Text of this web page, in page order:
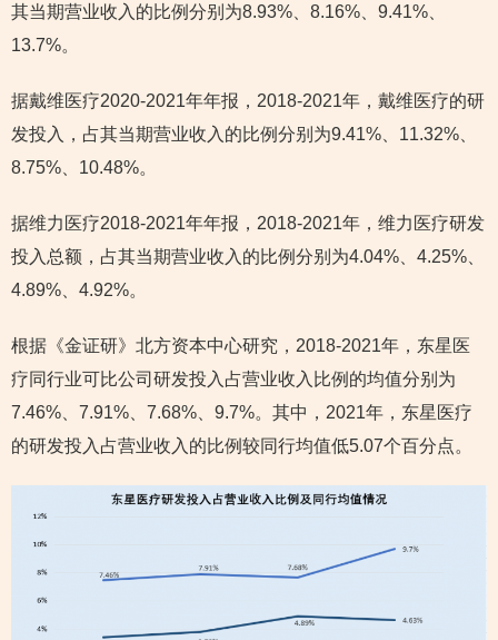
其当期营业收入的比例分别为8.93%、8.16%、9.41%、
13.7%。
据戴维医疗2020-2021年年报，2018-2021年，戴维医疗的研
发投入，占其当期营业收入的比例分别为9.41%、11.32%、
8.75%、10.48%。
据维力医疗2018-2021年年报，2018-2021年，维力医疗研发
投入总额，占其当期营业收入的比例分别为4.04%、4.25%、
4.89%、4.92%。
根据《金证研》北方资本中心研究，2018-2021年，东星医
疗同行业可比公司研发投入占营业收入比例的均值分别为
7.46%、7.91%、7.68%、9.7%。其中，2021年，东星医疗
的研发投入占营业收入的比例较同行均值低5.07个百分点。